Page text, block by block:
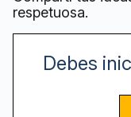
respetuosa.
Debes